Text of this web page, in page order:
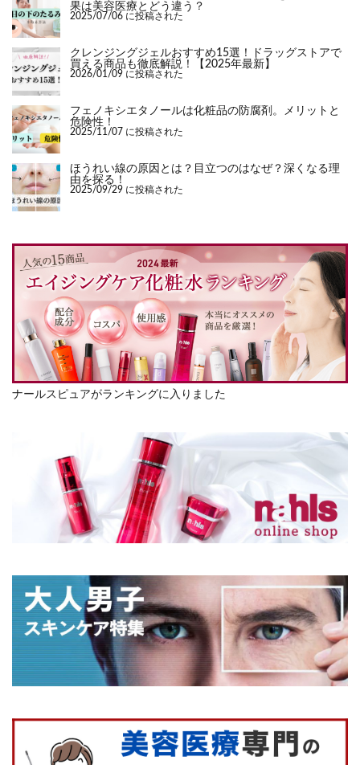
果は美容医療とどう違う？
2025/07/06 に投稿された
クレンジングジェルおすすめ15選！ドラッグストアで
買える商品も徹底解説！【2025年最新】
2026/01/09 に投稿された
フェノキシエタノールは化粧品の防腐剤。メリットと
危険性！
2025/11/07 に投稿された
ほうれい線の原因とは？目立つのはなぜ？深くなる理
由を探る！
2025/09/29 に投稿された
ナールスピュアがランキングに入りました